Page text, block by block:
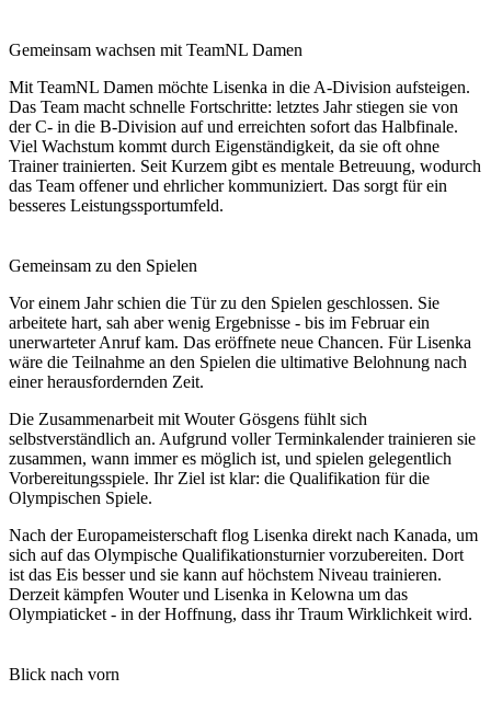
Gemeinsam wachsen mit TeamNL Damen
Mit TeamNL Damen möchte Lisenka in die A-Division aufsteigen.
Das Team macht schnelle Fortschritte: letztes Jahr stiegen sie von
der C- in die B-Division auf und erreichten sofort das Halbfinale.
Viel Wachstum kommt durch Eigenständigkeit, da sie oft ohne
Trainer trainierten. Seit Kurzem gibt es mentale Betreuung, wodurch
das Team offener und ehrlicher kommuniziert. Das sorgt für ein
besseres Leistungssportumfeld.
Gemeinsam zu den Spielen
Vor einem Jahr schien die Tür zu den Spielen geschlossen. Sie
arbeitete hart, sah aber wenig Ergebnisse - bis im Februar ein
unerwarteter Anruf kam. Das eröffnete neue Chancen. Für Lisenka
wäre die Teilnahme an den Spielen die ultimative Belohnung nach
einer herausfordernden Zeit.
Die Zusammenarbeit mit Wouter Gösgens fühlt sich
selbstverständlich an. Aufgrund voller Terminkalender trainieren sie
zusammen, wann immer es möglich ist, und spielen gelegentlich
Vorbereitungsspiele. Ihr Ziel ist klar: die Qualifikation für die
Olympischen Spiele.
Nach der Europameisterschaft flog Lisenka direkt nach Kanada, um
sich auf das Olympische Qualifikationsturnier vorzubereiten. Dort
ist das Eis besser und sie kann auf höchstem Niveau trainieren.
Derzeit kämpfen Wouter und Lisenka in Kelowna um das
Olympiaticket - in der Hoffnung, dass ihr Traum Wirklichkeit wird.
Blick nach vorn